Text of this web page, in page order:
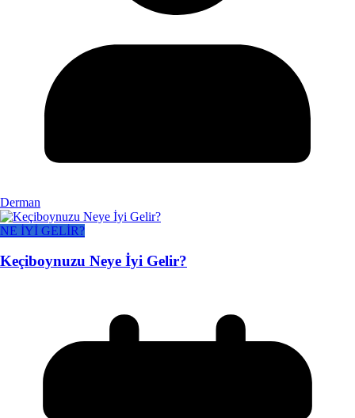
Derman
NE İYİ GELİR?
Keçiboynuzu Neye İyi Gelir?